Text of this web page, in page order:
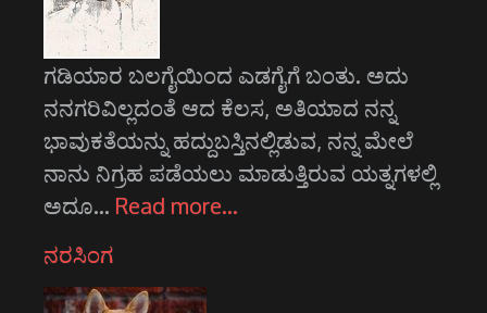
ಗಡಿಯಾರ ಬಲಗೈಯಿಂದ ಎಡಗೈಗೆ ಬಂತು. ಅದು
ನನಗರಿವಿಲ್ಲದಂತೆ ಆದ ಕೆಲಸ, ಅತಿಯಾದ ನನ್ನ
ಭಾವುಕತೆಯನ್ನು ಹದ್ದುಬಸ್ತಿನಲ್ಲಿಡುವ, ನನ್ನ ಮೇಲೆ
ನಾನು ನಿಗ್ರಹ ಪಡೆಯಲು ಮಾಡುತ್ತಿರುವ ಯತ್ನಗಳಲ್ಲಿ
ಅದೂ… Read more…
ನರಸಿಂಗ